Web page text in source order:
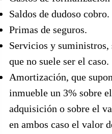
Saldos de dudoso cobro.
Primas de seguros.
Servicios y
que no suele ser el caso.
Amortización, que
inmueble un 3% sobre
adquisición o sobre el
en ambos caso el valor